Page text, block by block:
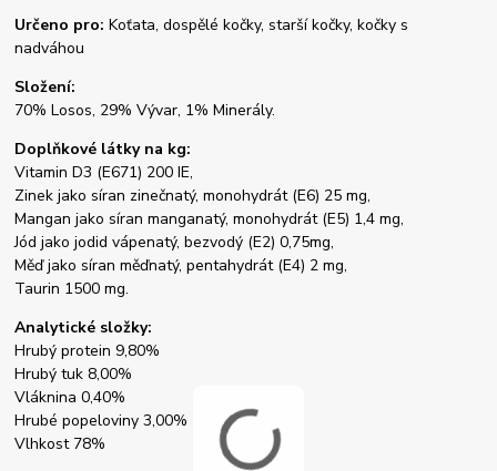
Určeno pro: Koťata, dospělé kočky, starší kočky, kočky s
nadváhou
Složení:
70% Losos, 29% Vývar, 1% Minerály.
Doplňkové látky na kg:
Vitamin D3 (E671) 200 IE,
Zinek jako síran zinečnatý, monohydrát (E6) 25 mg,
Mangan jako síran manganatý, monohydrát (E5) 1,4 mg,
Jód jako jodid vápenatý, bezvodý (E2) 0,75mg,
Měď jako síran měďnatý, pentahydrát (E4) 2 mg,
Taurin 1500 mg.
Analytické složky:
Hrubý protein 9,80%
Hrubý tuk 8,00%
Vláknina 0,40%
Hrubé popeloviny 3,00%
Vlhkost 78%